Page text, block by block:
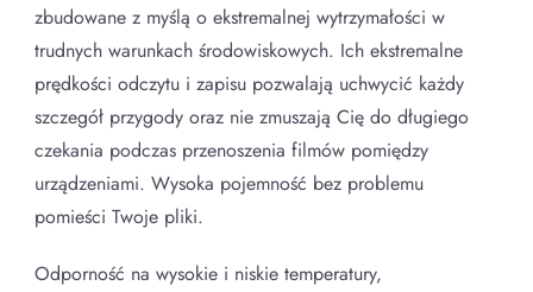
zbudowane z myślą o ekstremalnej wytrzymałości w
trudnych warunkach środowiskowych. Ich ekstremalne
prędkości odczytu i zapisu pozwalają uchwycić każdy
szczegół przygody oraz nie zmuszają Cię do długiego
czekania podczas przenoszenia filmów pomiędzy
urządzeniami. Wysoka pojemność bez problemu
pomieści Twoje pliki.
Odporność na wysokie i niskie temperatury,